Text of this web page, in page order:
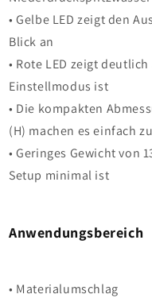
• Gelbe LED zeigt den
Blick an
• Rote LED zeigt
Einstellmodus ist
• Die kompakten
(H) machen es einfach
• Geringes Gewicht von
Setup minimal ist
Anwendungsbereich
• Materialumschlag